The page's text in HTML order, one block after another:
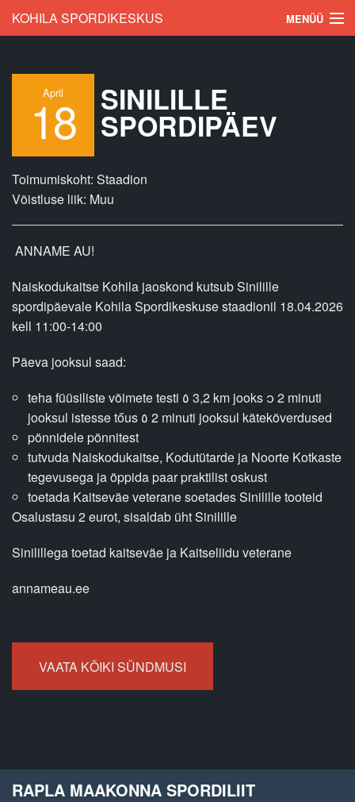
KOHILA SPORDIKESKUS MENÜÜ
Sündmused
Tulemused
Hinnakiri
Kontakt
Rekordid
Uudised
Üldinfo
April
18 SINILILLE
SPORDIPÄEV
Toimumiskoht: Staadion
Võistluse liik: Muu
ANNAME AU!
Naiskodukaitse Kohila jaoskond kutsub Sinilille
spordipäevale Kohila Spordikeskuse staadionil 18.04.2026
kell 11:00-14:00
Päeva jooksul saad:
teha füüsiliste võimete testi ٥ 3,2 km jooks ၁ 2 minuti
jooksul istesse tőus ٥ 2 minuti jooksul käteköverdused
pönnidele pönnitest
tutvuda Naiskodukaitse, Kodutütarde ja Noorte Kotkaste
tegevusega ja öppida paar praktilist oskust
toetada Kaitseväe veterane soetades Sinilille tooteid
Osalustasu 2 eurot, sisaldab üht Sinilille
Sinilillega toetad kaitseväe ja Kaitseliidu veterane
annameau.ee
VAATA KÕIKI SÜNDMUSI
RAPLA MAAKONNA SPORDILIIT